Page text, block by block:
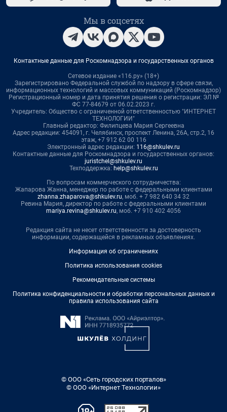
Мы в соцсетях
Контактные данные для Роскомнадзора и государственных органов
Сетевое издание «116.ру» (18+)
Зарегистрировано Федеральной службой по надзору в сфере связи,
информационных технологий и массовых коммуникаций (Роскомнадзор)
Регистрационный номер и дата принятия решения о регистрации: ЭЛ №
ФС 77-84679 от 06.02.2023 г.
Учредитель: Общество с ограниченной ответственностью "ИНТЕРНЕТ
ТЕХНОЛОГИИ"
Главный редактор: Филипцева Мария Сергеевна
Адрес редакции: 454091, г. Челябинск, проспект Ленина, 26А, стр.2, 16
этаж, +7 912 62 00 116
Электронный адрес редакции: 116@shkulev.ru
Контактные данные для Роскомнадзора и государственных органов:
juristchel@shkulev.ru
Техподдержка: help@shkulev.ru
По вопросам коммерческого сотрудничества:
Жапарова Жанна, менеджер по работе с федеральными клиентами
zhanna.zhaparova@shkulev.ru, моб. + 7 982 640 34 32
Ревина Мария, директор по работе с федеральными клиентами
mariya.revina@shkulev.ru, моб. +7 910 402 4056
Редакция сайта не несет ответственности за достоверность
информации, содержащейся в рекламных объявлениях.
Информация об ограничениях
Политика использования cookies
Рекомендательные системы
Политика конфиденциальности и обработки персональных данных и
правила использования сайта
© ООО «Сеть городских порталов»
© ООО «Интернет Технологии»